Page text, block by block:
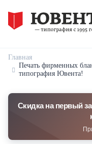
Главная
Печать фирменных
типография Ювента!
Скидка на первый